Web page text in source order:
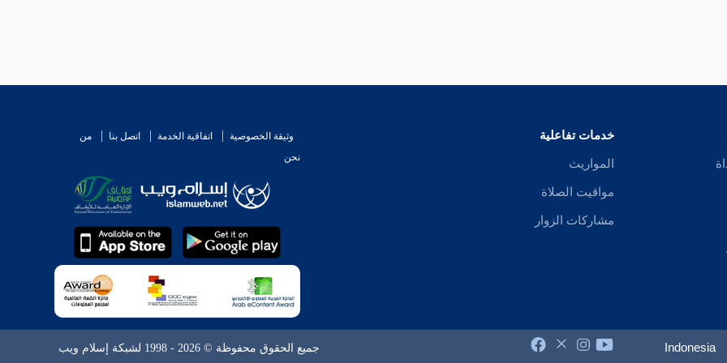
خدمات تفاعلية
المواريث
مواقيت الصلاة
مشاركات الزوار
وثيقة الخصوصية اتفاقية الخدمة اتصل بنا
من
نحن
Indonesia جميع الحقوق محفوظة © 2026 - 1998 لشبكة إسلام ويب